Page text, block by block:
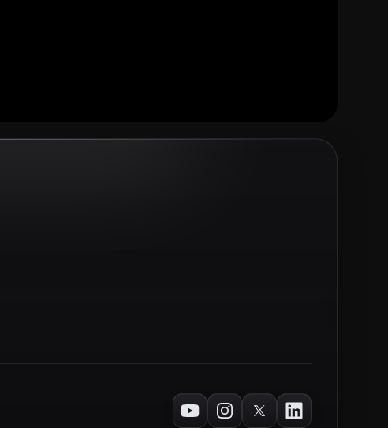
YoutubeInstagramTwitterLinkedIn